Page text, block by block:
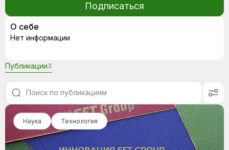
Подписаться
О себе
Нет информации
Публикации3
Все
Аналитика рынка
Госрегулирование
Инженерная аналитика
Наука Технология